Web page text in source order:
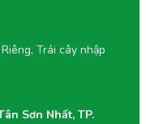
Trái cây nhập
Sơn Nhất, TP.